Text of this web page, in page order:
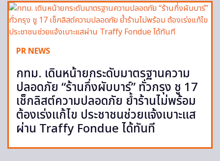
PR NEWS
กทม. เดินหน้ายกระดับมาตรฐานความ
ปลอดภัย “ร้านกึ่งผับบาร์” ทั่วกรุง ชู 17
เช็กลิสต์ความปลอดภัย ย้ำร้านไม่พร้อม
ต้องเร่งแก้ไข ประชาชนช่วยแจ้งเบาะแส
ผ่าน Traffy Fondue ได้ทันที